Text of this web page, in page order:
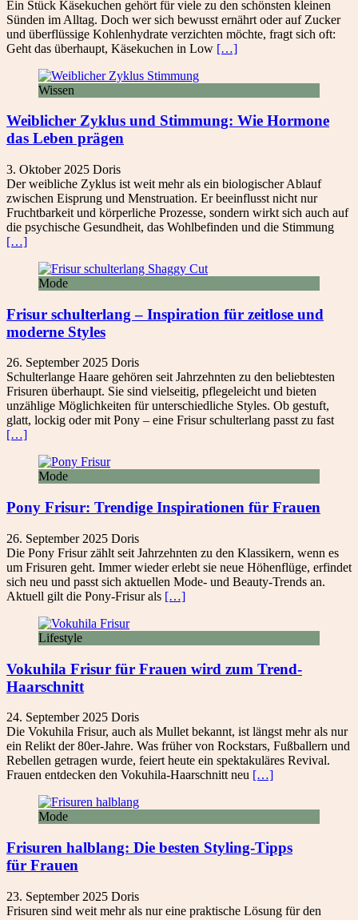
Ein Stück Käsekuchen gehört für viele zu den schönsten kleinen
Sünden im Alltag. Doch wer sich bewusst ernährt oder auf Zucker
und überflüssige Kohlenhydrate verzichten möchte, fragt sich oft:
Geht das überhaupt, Käsekuchen in Low […]
Wissen
Weiblicher Zyklus und Stimmung: Wie Hormone
das Leben prägen
3. Oktober 2025 Doris
Der weibliche Zyklus ist weit mehr als ein biologischer Ablauf
zwischen Eisprung und Menstruation. Er beeinflusst nicht nur
Fruchtbarkeit und körperliche Prozesse, sondern wirkt sich auch auf
die psychische Gesundheit, das Wohlbefinden und die Stimmung
[…]
Mode
Frisur schulterlang – Inspiration für zeitlose und
moderne Styles
26. September 2025 Doris
Schulterlange Haare gehören seit Jahrzehnten zu den beliebtesten
Frisuren überhaupt. Sie sind vielseitig, pflegeleicht und bieten
unzählige Möglichkeiten für unterschiedliche Styles. Ob gestuft,
glatt, lockig oder mit Pony – eine Frisur schulterlang passt zu fast
[…]
Mode
Pony Frisur: Trendige Inspirationen für Frauen
26. September 2025 Doris
Die Pony Frisur zählt seit Jahrzehnten zu den Klassikern, wenn es
um Frisuren geht. Immer wieder erlebt sie neue Höhenflüge, erfindet
sich neu und passt sich aktuellen Mode- und Beauty-Trends an.
Aktuell gilt die Pony-Frisur als […]
Lifestyle
Vokuhila Frisur für Frauen wird zum Trend-
Haarschnitt
24. September 2025 Doris
Die Vokuhila Frisur, auch als Mullet bekannt, ist längst mehr als nur
ein Relikt der 80er-Jahre. Was früher von Rockstars, Fußballern und
Rebellen getragen wurde, feiert heute ein spektakuläres Revival.
Frauen entdecken den Vokuhila-Haarschnitt neu […]
Mode
Frisuren halblang: Die besten Styling-Tipps
für Frauen
23. September 2025 Doris
Frisuren sind weit mehr als nur eine praktische Lösung für den